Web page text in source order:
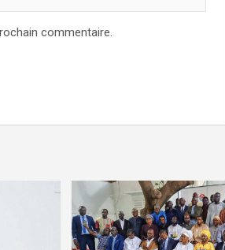
commentaire.